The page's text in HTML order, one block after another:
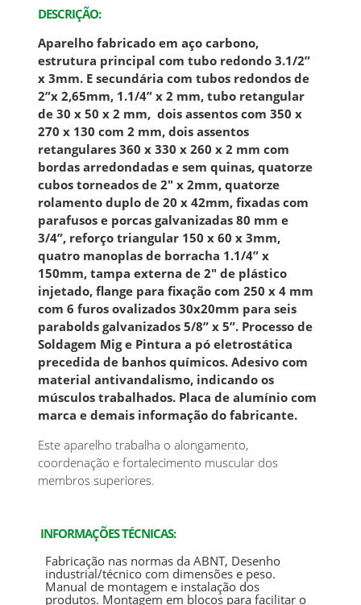
DESCRIÇÃO:
Aparelho fabricado em aço carbono,
estrutura principal com tubo redondo 3.1/2”
x 3mm. E secundária com tubos redondos de
2”x 2,65mm, 1.1/4” x 2 mm, tubo retangular
de 30 x 50 x 2 mm, dois assentos com 350 x
270 x 130 com 2 mm, dois assentos
retangulares 360 x 330 x 260 x 2 mm com
bordas arredondadas e sem quinas, quatorze
cubos torneados de 2" x 2mm, quatorze
rolamento duplo de 20 x 42mm, fixadas com
parafusos e porcas galvanizadas 80 mm e
3/4”, reforço triangular 150 x 60 x 3mm,
quatro manoplas de borracha 1.1/4” x
150mm, tampa externa de 2" de plástico
injetado, flange para fixação com 250 x 4 mm
com 6 furos ovalizados 30x20mm para seis
parabolds galvanizados 5/8” x 5”. Processo de
Soldagem Mig e Pintura a pó eletrostática
precedida de banhos químicos. Adesivo com
material antivandalismo, indicando os
músculos trabalhados. Placa de alumínio com
marca e demais informação do fabricante.
Este aparelho trabalha o alongamento,
coordenação e fortalecimento muscular dos
membros superiores.
INFORMAÇÕES TÉCNICAS:
Fabricação nas normas da ABNT, Desenho
industrial/técnico com dimensões e peso.
Manual de montagem e instalação dos
produtos. Montagem em blocos para facilitar o